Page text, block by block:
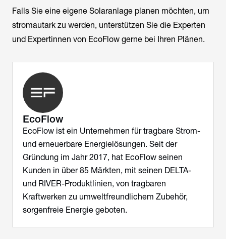
Falls Sie eine eigene Solaranlage planen möchten, um
stromautark zu werden, unterstützen Sie die Experten
und Expertinnen von EcoFlow gerne bei Ihren Plänen.
EcoFlow
EcoFlow ist ein Unternehmen für tragbare Strom-
und erneuerbare Energielösungen. Seit der
Gründung im Jahr 2017, hat EcoFlow seinen
Kunden in über 85 Märkten, mit seinen DELTA-
und RIVER-Produktlinien, von tragbaren
Kraftwerken zu umweltfreundlichem Zubehör,
sorgenfreie Energie geboten.